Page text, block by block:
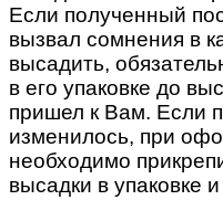
Если полученный
вызвал сомнения в
высадить,
в его упаковке до
пришел к Вам. Если
изменилось, при
необходимо
высадки в упаковке